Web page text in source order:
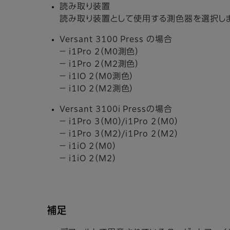
読み取り装置
読み取り装置として使用する測色器を選択し
Versant 3100 Press の場合
－ i1Pro 2（M0測色）
－ i1Pro 2（M2測色）
－ i1IO 2（M0測色）
－ i1IO 2（M2測色）
Versant 3100i Pressの場合
－ i1Pro 3（M0）/i1Pro 2（M0）
－ i1Pro 3（M2）/i1Pro 2（M2）
－ i1iO 2（M0）
－ i1iO 2（M2）
補足